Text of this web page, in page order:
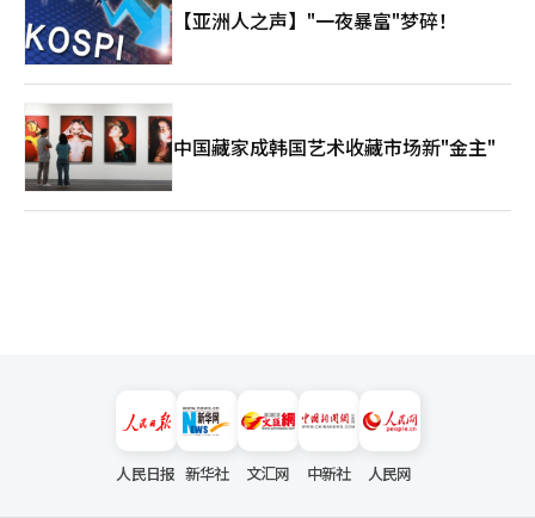
【亚洲人之声】"一夜暴富"梦碎！
中国藏家成韩国艺术收藏市场新"金主"
人民日报 新华社 文汇网 中新社 人民网